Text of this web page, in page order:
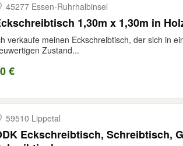
45277 Essen-​Ruhrhalbinsel
1,30m x 1,30m in
verkaufe meinen Eckschreibtisch, der sich in
Zustand...
€
59510 Lippetal
Eckschreibtisch, Schreibtisch,